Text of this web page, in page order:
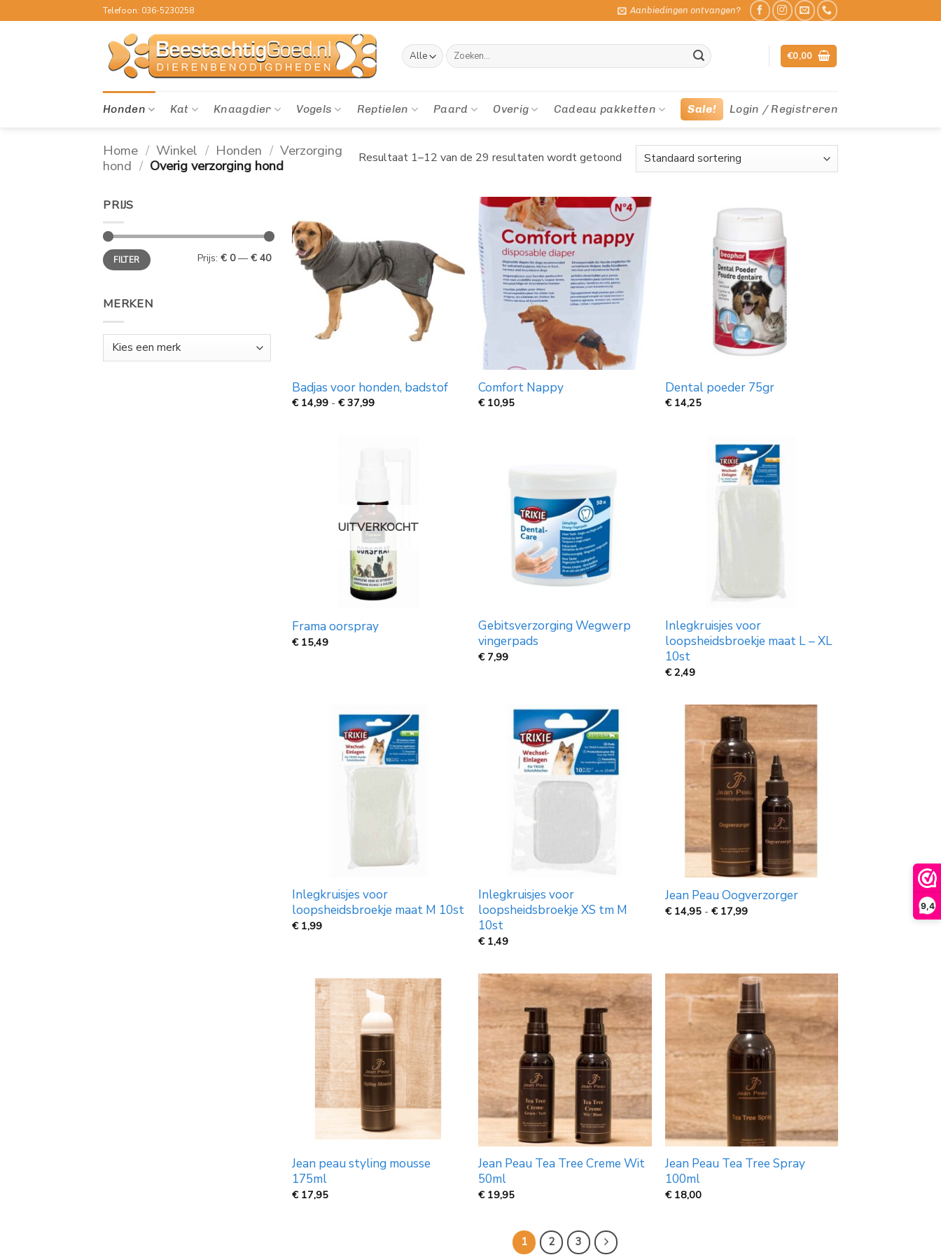
9,4
naar
Telefoon: 036-5230258 Aanbiedingen ontvangen?
Zoeken
naar:
€0,00
Honden Kat Knaagdier Vogels Reptielen Paard Overig Cadeau pakketten Sale! Login / Registreren
Home / Winkel / Honden / Verzorging
hond / Overig verzorging hond Resultaat 1–12 van de 29 resultaten wordt getoond
PRIJS
Min.
prijs
Max.
prijsFILTER Prijs: € 0— € 40
MERKEN
Badjas voor honden, badstof
€ 14,99 - € 37,99Prijsklasse:
Comfort Nappy
€ 10,95
Dental poeder 75gr
€ 14,25
UITVERKOCHT
Frama oorspray
€ 15,49
Gebitsverzorging​ Wegwerp
vingerpads​
€ 7,99
Inlegkruisjes voor
loopsheidsbroekje maat L – XL
10st
€2,49
Inlegkruisjes voor
loopsheidsbroekje maat M 10st
€ 1,99
Inlegkruisjes voor
loopsheidsbroekje XS tm M
10st
€ 1,49
Jean Peau Oogverzorger
€ 14,95 - € 17,99Prijsklasse:
Jean peau styling mousse
175ml
€ 17,95
Jean Peau Tea Tree Creme Wit
50ml
€ 19,95
Jean Peau Tea Tree Spray
100ml
€ 18,00
1 2 3